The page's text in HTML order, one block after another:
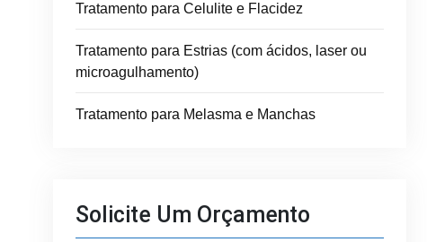
Tratamento para Celulite e Flacidez
Tratamento para Estrias (com ácidos, laser ou
microagulhamento)
Tratamento para Melasma e Manchas
Solicite Um Orçamento